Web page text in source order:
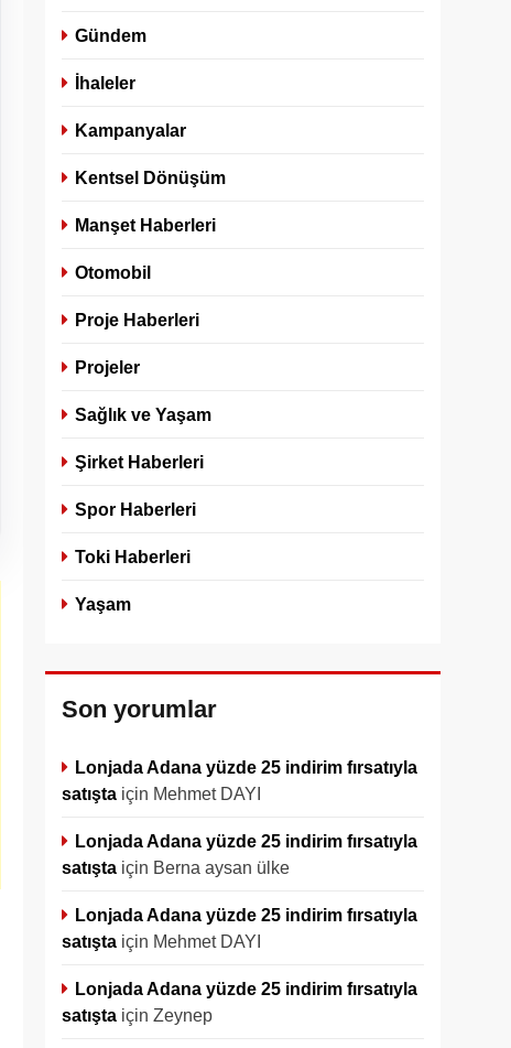
Gündem
İhaleler
Kampanyalar
Kentsel Dönüşüm
Manşet Haberleri
Otomobil
Proje Haberleri
Projeler
Sağlık ve Yaşam
Şirket Haberleri
Spor Haberleri
Toki Haberleri
Yaşam
Son yorumlar
Lonjada Adana yüzde 25 indirim fırsatıyla
satışta için Mehmet DAYI
Lonjada Adana yüzde 25 indirim fırsatıyla
satışta için Berna aysan ülke
Lonjada Adana yüzde 25 indirim fırsatıyla
satışta için Mehmet DAYI
Lonjada Adana yüzde 25 indirim fırsatıyla
satışta için Zeynep